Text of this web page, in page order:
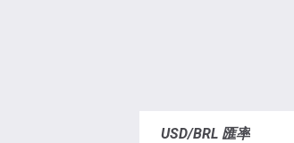
USD/BRL 匯率